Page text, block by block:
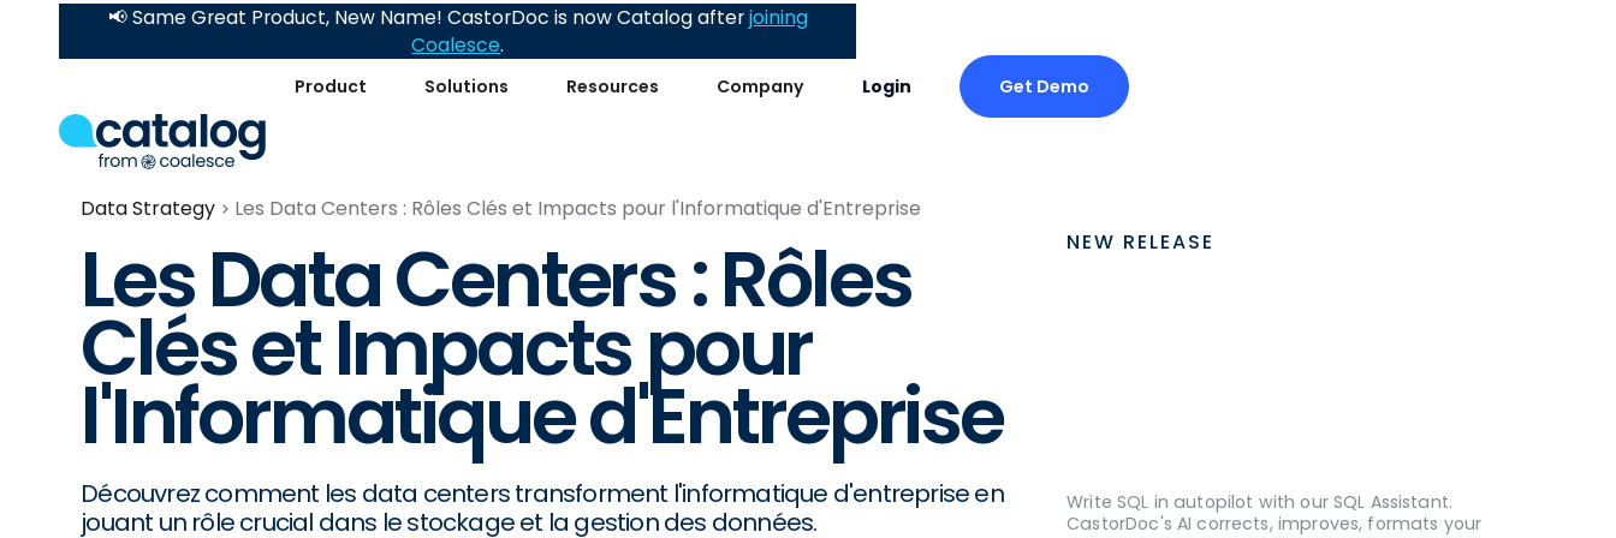
Product Solutions Resources Company Login Get Demo
📢 Same Great Product, New Name! CastorDoc is now Catalog afterjoining
Coalesce.
Data Strategy Les Data Centers : Rôles Clés et Impacts pour l'Informatique d'Entreprise
Les Data Centers : Rôles
Clés et Impacts pour
l'Informatique d'Entreprise
Découvrez comment les data centers transforment l'informatique d'entreprise en
jouant un rôle crucial dans le stockage et la gestion des données.
NEW RELEASE
Write SQL in autopilot with our SQL Assistant.
CastorDoc's AI corrects, improves, formats your